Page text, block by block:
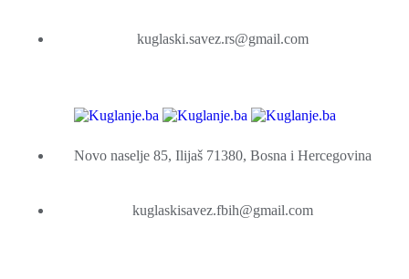
kuglaski.savez.rs@gmail.com
Novo naselje 85, Ilijaš 71380, Bosna i Hercegovina
kuglaskisavez.fbih@gmail.com